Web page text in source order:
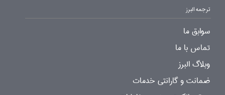
ترجمه البرز
سوابق ما
تماس با ما
وبلاگ البرز
ضمانت و گارانتی خدمات